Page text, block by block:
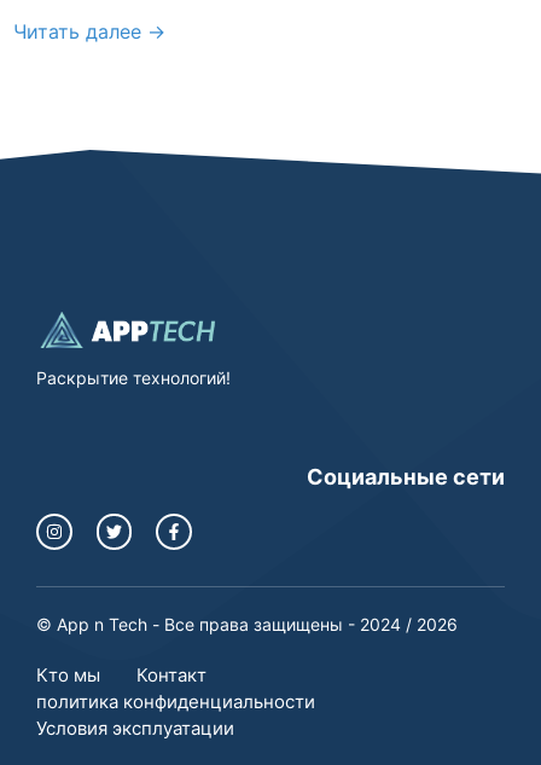
Читать далее →
Раскрытие технологий!
Социальные сети
© App n Tech - Все права защищены - 2024 / 2026
Кто мы
Контакт
политика конфиденциальности
Условия эксплуатации